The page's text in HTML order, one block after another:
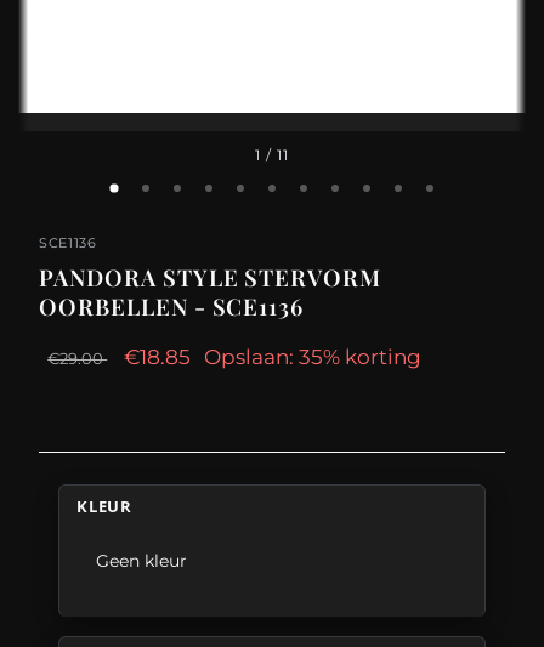
1 / 11
SCE1136
PANDORA STYLE STERVORM
OORBELLEN - SCE1136
€29.00 €18.85 Opslaan: 35% korting
KLEUR
Geen kleur